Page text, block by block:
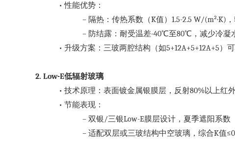
•性能优势：
– 隔热：传热系数（K值）1.5-2.5 W/(m²·K)
– 防结露：耐受温差-40℃至80℃，减少冷凝
• 升级方案：三玻两腔结构（如5+12A+5+12A+5）
2. Low-E低辐射玻璃
• 技术原理：表面镀金属银膜层，反射80%以上红
• 节能表现：
– 双银 /三银Low-E膜层设计，夏季遮阳系数
– 适配双层或三玻结构中空玻璃，综合K值